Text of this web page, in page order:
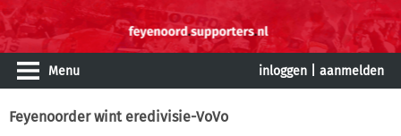
Menu inloggen aanmelden
Feyenoorder wint eredivisie-VoVo